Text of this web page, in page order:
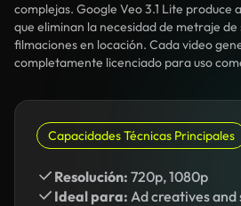
complejas. Google Veo 3.1 Lite produce
que eliminan la necesidad de metraje de
filmaciones en locación. Cada video
completamente licenciado para uso
Capacidades Técnicas Principales
Resolución: 720p, 1080p
Ideal para: Ad creatives and